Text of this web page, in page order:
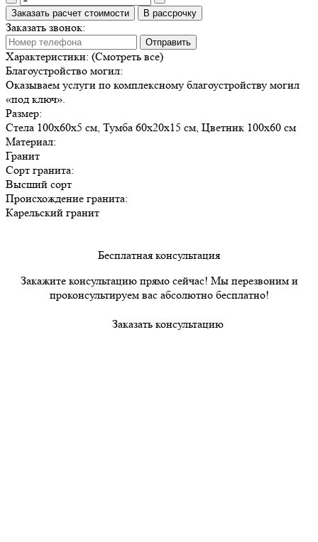
Заказать расчет стоимости В рассрочку
Заказать звонок:
Отправить
Характеристики: (Смотреть все)
Благоустройство могил:
Оказываем услуги по комплексному благоустройству могил
«под ключ».
Размер:
Стела 100х60х5 см, Тумба 60х20х15 см, Цветник 100х60 см
Материал:
Гранит
Сорт гранита:
Высший сорт
Происхождение гранита:
Карельский гранит
Бесплатная консультация
Закажите консультацию прямо сейчас! Мы перезвоним и
проконсультируем вас абсолютно бесплатно!
Заказать консультацию